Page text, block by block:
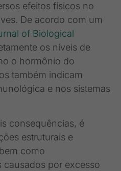
efeitos físicos no
De acordo com um
of Biological
os níveis de
o hormônio do
também indicam
e nos sistemas
consequências, é
estruturais e
como
por excesso